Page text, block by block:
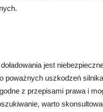
jest
poważnych uszkodzeń
z przepisami prawa i
warto